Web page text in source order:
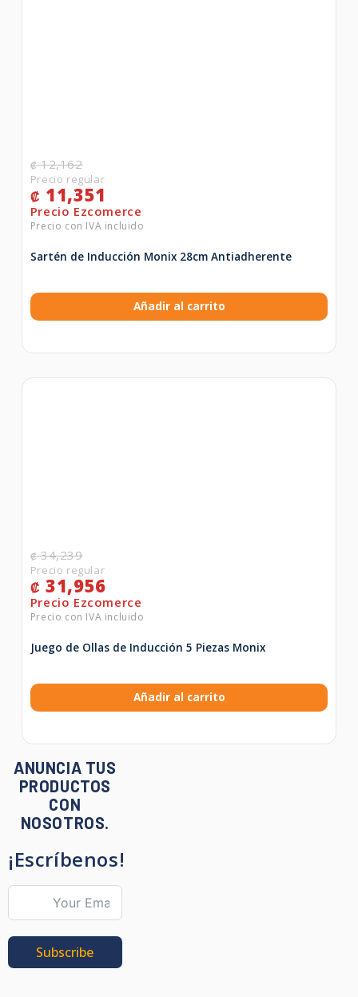
₡12,162
₡ 11,351
Sartén de Inducción Monix 28cm Antiadherente
Añadir al carrito
₡34,239
₡ 31,956
Juego de Ollas de Inducción 5 Piezas Monix
Añadir al carrito
ANUNCIA TUS
PRODUCTOS
CON
NOSOTROS.
¡Escríbenos!
Subscribe